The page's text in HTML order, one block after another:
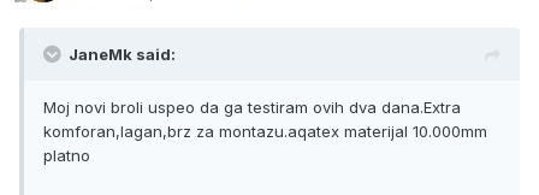
JaneMk said:
Moj novi broli uspeo da ga testiram ovih dva dana.Extra
komforan,lagan,brz za montazu.aqatex materijal 10.000mm
platno